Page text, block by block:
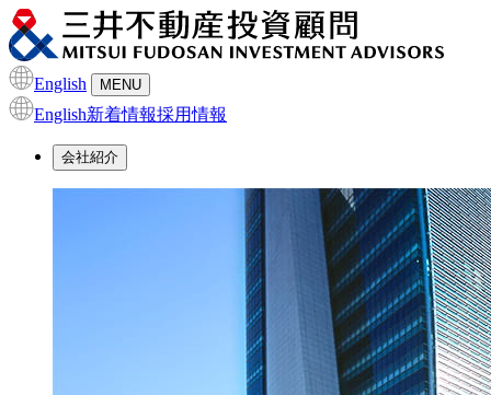
English MENU
English新着情報採用情報
会社紹介